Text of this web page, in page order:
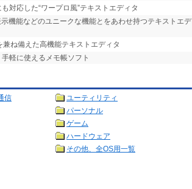
対応した“ワープロ風”テキストエディタ
機能などのユニークな機能とをあわせ持つテキストエデ
ね備えた高機能テキストエディタ
軽に使えるメモ帳ソフト
信
ユーティリティ
パーソナル
ゲーム
ハードウェア
その他、全OS用一覧